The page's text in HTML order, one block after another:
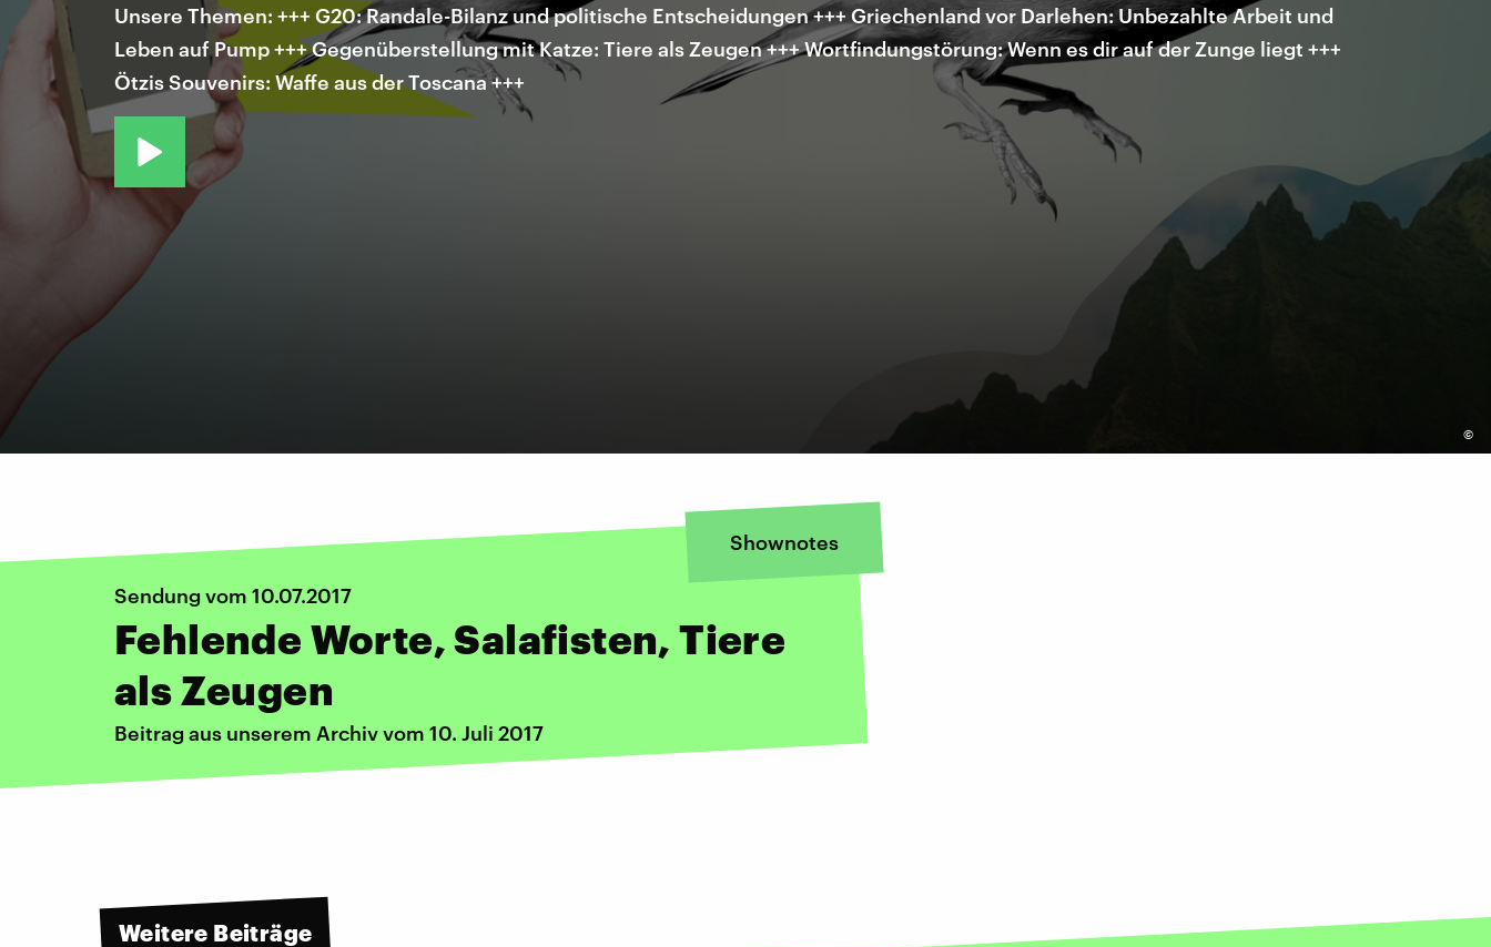
©
Unsere Themen: +++ G20: Randale-Bilanz und politische Entscheidungen +++ Griechenland vor Darlehen: Unbezahlte Arbeit und
Leben auf Pump +++ Gegenüberstellung mit Katze: Tiere als Zeugen +++ Wortfindungstörung: Wenn es dir auf der Zunge liegt +++
Ötzis Souvenirs: Waffe aus der Toscana +++
Shownotes
Sendung vom 10.07.2017
Fehlende Worte, Salafisten, Tiere
als Zeugen
Beitrag aus unserem Archiv vom 10. Juli 2017
Weitere Beiträge